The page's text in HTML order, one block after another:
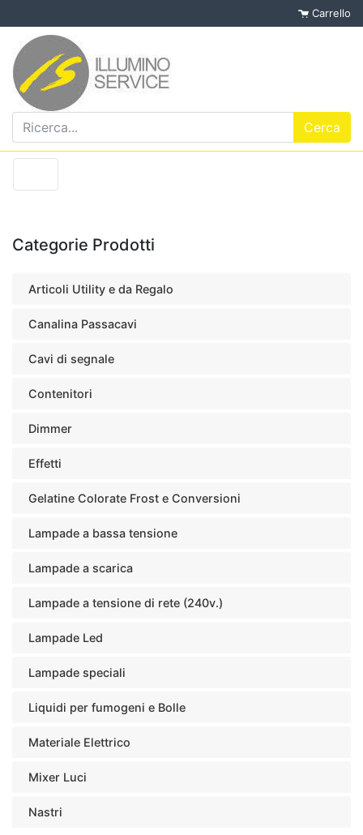
Carrello
Categorie Prodotti
Articoli Utility e da Regalo
Canalina Passacavi
Cavi di segnale
Contenitori
Dimmer
Effetti
Gelatine Colorate Frost e Conversioni
Lampade a bassa tensione
Lampade a scarica
Lampade a tensione di rete (240v.)
Lampade Led
Lampade speciali
Liquidi per fumogeni e Bolle
Materiale Elettrico
Mixer Luci
Nastri